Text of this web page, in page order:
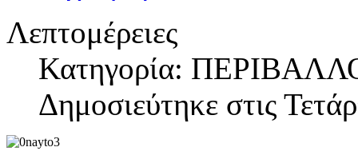
Λεπτομέρειες
Κατηγορία:
Δημοσιεύτηκε στις